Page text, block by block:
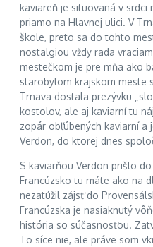
kaviareň je situovaná v
priamo na Hlavnej ulici. V
škole, preto sa do tohto
nostalgiou vždy rada
mestečkom je pre mňa ako
starobylom krajskom meste
Trnava dostala prezývku
kostolov, ale aj kaviarní tu
zopár obľúbených kaviarní a
Verdon, do ktorej dnes
S kaviarňou Verdon prišlo
Francúzsko tu máte ako na
nezatúžil zájsť do
Francúzska je nasiaknutý
história so súčasnosťou.
To síce nie, ale práve som